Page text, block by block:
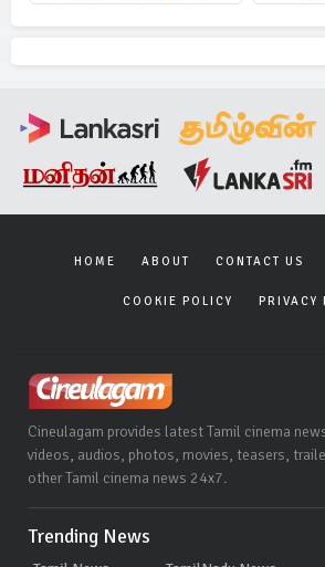
HOME ABOUT CONTACT US
COOKIE POLICY PRIVACY
Cineulagam provides latest Tamil cinema
videos, audios, photos, movies, teasers,
other Tamil cinema news 24x7.
Trending News